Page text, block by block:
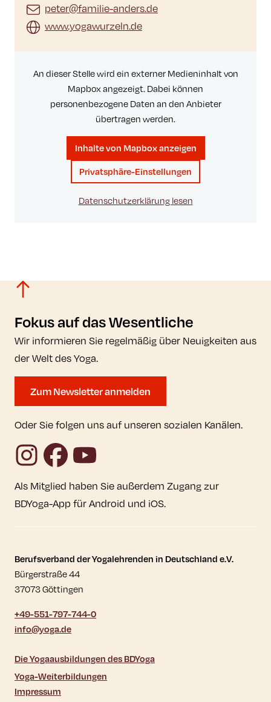
peter@familie-anders.de
www.yogawurzeln.de
An dieser Stelle wird ein externer Medieninhalt von
Mapbox angezeigt. Dabei können
personenbezogene Daten an den Anbieter
übertragen werden.
Inhalte von Mapbox anzeigen
Privatsphäre-Einstellungen
Datenschutzerklärung lesen
Fokus auf das Wesentliche
Wir informieren Sie regelmäßig über Neuigkeiten aus
der Welt des Yoga.
Zum Newsletter anmelden
Oder Sie folgen uns auf unseren sozialen Kanälen.
InstagramFacebookYouTube
Als Mitglied haben Sie außerdem Zugang zur
BDYoga-App für Android und iOS.
Kontaktdaten und weitere Links
Berufsverband der Yogalehrenden in Deutschland e.V.
Bürgerstraße 44
37073 Göttingen
+49-551-797-744-0
info@yoga.de
Die Yogaausbildungen des BDYoga
Yoga-Weiterbildungen
Impressum